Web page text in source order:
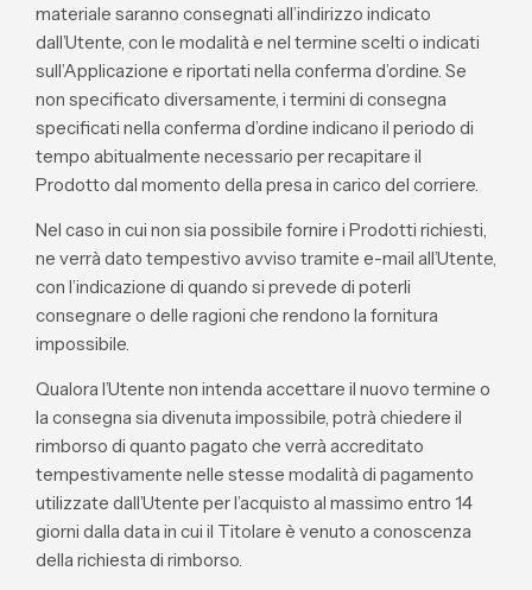
materiale saranno consegnati all’indirizzo indicato
dall’Utente, con le modalità e nel termine scelti o indicati
sull’Applicazione e riportati nella conferma d’ordine. Se
non specificato diversamente, i termini di consegna
specificati nella conferma d’ordine indicano il periodo di
tempo abitualmente necessario per recapitare il
Prodotto dal momento della presa in carico del corriere.
Nel caso in cui non sia possibile fornire i Prodotti richiesti,
ne verrà dato tempestivo avviso tramite e-mail all’Utente,
con l’indicazione di quando si prevede di poterli
consegnare o delle ragioni che rendono la fornitura
impossibile.
Qualora l’Utente non intenda accettare il nuovo termine o
la consegna sia divenuta impossibile, potrà chiedere il
rimborso di quanto pagato che verrà accreditato
tempestivamente nelle stesse modalità di pagamento
utilizzate dall’Utente per l’acquisto al massimo entro 14
giorni dalla data in cui il Titolare è venuto a conoscenza
della richiesta di rimborso.